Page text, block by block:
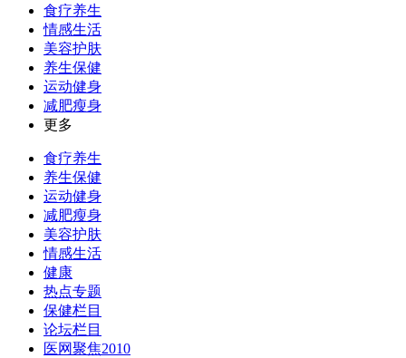
食疗养生
情感生活
美容护肤
养生保健
运动健身
减肥瘦身
更多
食疗养生
养生保健
运动健身
减肥瘦身
美容护肤
情感生活
健康
热点专题
保健栏目
论坛栏目
医网聚焦2010